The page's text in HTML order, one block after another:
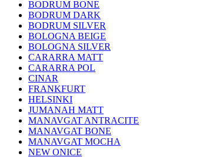
BODRUM BONE
BODRUM DARK
BODRUM SILVER
BOLOGNA BEIGE
BOLOGNA SILVER
CARARRA MATT
CARARRA POL
CINAR
FRANKFURT
HELSINKI
JUMANAH MATT
MANAVGAT ANTRACITE
MANAVGAT BONE
MANAVGAT MOCHA
NEW ONICE